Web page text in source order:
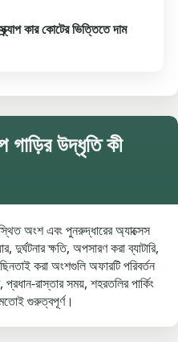
কার কোটের ভিত্তিতে দাম
উদ্ধৃতি কী
অংশ এবং পুনরুদ্ধারের অ্যাক্সেস
দুর্ঘটনার ক্ষতি, অপসারণ করা ব্যাটারি,
করা অংশগুলি অফারটি পরিবর্তন
রাস্তার সময়, শহরতলির পার্কিং
মতোই গুরুত্বপূর্ণ।